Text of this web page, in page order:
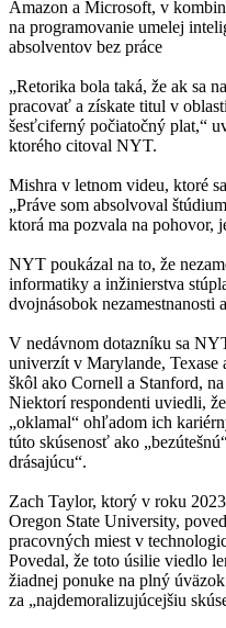
Amazon a Microsoft, v
na programovanie umelej
absolventov bez práce
„Retorika bola taká, že ak sa
pracovať a získate titul v
šesťciferný počiatočný plat,“
ktorého citoval NYT.
Mishra v letnom videu, ktoré
„Práve som absolvoval
ktorá ma pozvala na pohovor,
NYT poukázal na to, že
informatiky a inžinierstva
dvojnásobok nezamestnanosti
V nedávnom dotazníku sa
univerzít v Marylande, Texase
škôl ako Cornell a Stanford,
Niektorí respondenti uviedli,
„oklamal“ ohľadom ich
túto skúsenosť ako
drásajúcu“.
Zach Taylor, ktorý v roku
Oregon State University,
pracovných miest v
Povedal, že toto úsilie viedlo
žiadnej ponuke na plný
za „najdemoralizujúcejšiu